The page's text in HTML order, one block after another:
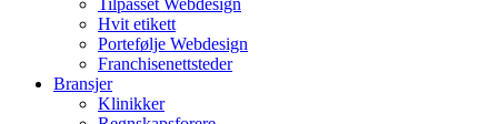
Tilpasset Webdesign
Hvit etikett
Portefølje Webdesign
Franchisenettsteder
Bransjer
Klinikker